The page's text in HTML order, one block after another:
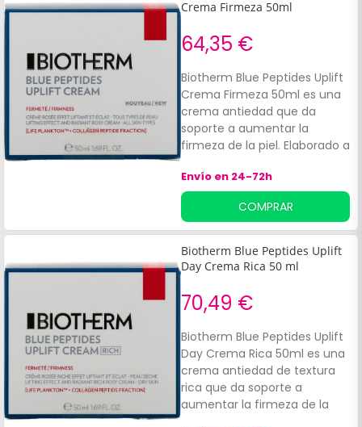
Crema Firmeza 50ml
64,35 €
Biotherm Blue Peptides Uplift
Crema Firmeza 50ml es una
crema antiedad que da
soporte a aumentar la
firmeza de la piel. Elaborado a
Día en combinación con Life
Plankton.
Envío en 24-72h
COMPRAR
Biotherm Blue Peptides Uplift
Day Crema Rica 50 ml
70,49 €
Biotherm Blue Peptides Uplift
Day Crema Rica 50ml es una
crema antiedad de textura
rica que da soporte a
aumentar la firmeza de la